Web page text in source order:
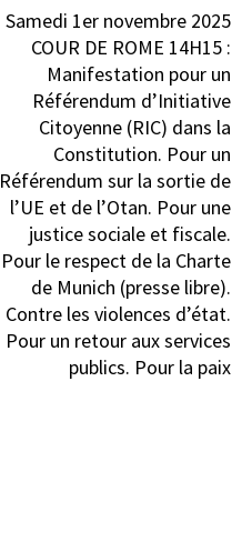
Samedi 1er novembre 2025
COUR DE ROME 14H15 :
Manifestation pour un
Référendum d’Initiative
Citoyenne (RIC) dans la
Constitution. Pour un
Référendum sur la sortie de
l’UE et de l’Otan. Pour une
justice sociale et fiscale.
Pour le respect de la Charte
de Munich (presse libre).
Contre les violences d’état.
Pour un retour aux services
publics. Pour la paix